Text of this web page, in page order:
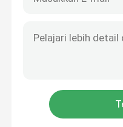
Sistem Obturasi